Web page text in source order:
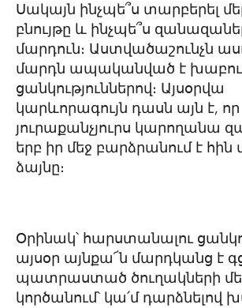
Սակայն ինչպե՞ս տարբերել
բնույթը և ինչպե՞ս
մարդուն։ Աստվածաշունչն
մարդն ապականված է
ցանկություններով։ Այսօրվա
կարևորագույն դասն այն է, որ
յուրաքանչյուրս կարողանա
երբ իր մեջ բարձրանում է հին
ձայնը։
Օրինակ՝ հարստանալու
այսօր այնքա՜ն մարդկանց է
պատրաստած ծուղակների
կործանում՝ կա՛մ դարձնելով